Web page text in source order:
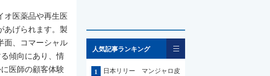
医薬品や再生医
あげられます。製
面、コマーシャル
傾向にあり、情
医師の顧客体験
人気記事ランキング
1
日本リリー マンジャロ皮